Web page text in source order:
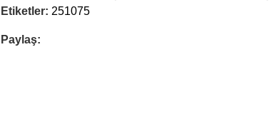
Etiketler: 251075
Paylaş: